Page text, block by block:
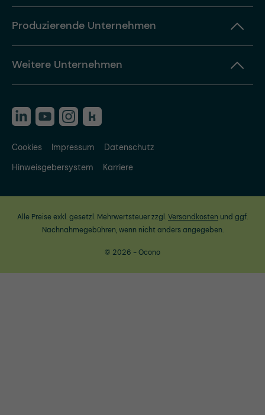
Produzierende Unternehmen
Weitere Unternehmen
Cookies Impressum
Datenschutz
Hinweisgebersystem
Karriere
Alle Preise exkl. gesetzl. Mehrwertsteuer zzgl.Versandkosten und ggf.
Nachnahmegebühren, wenn nicht anders angegeben.
© 2026 - Ocono